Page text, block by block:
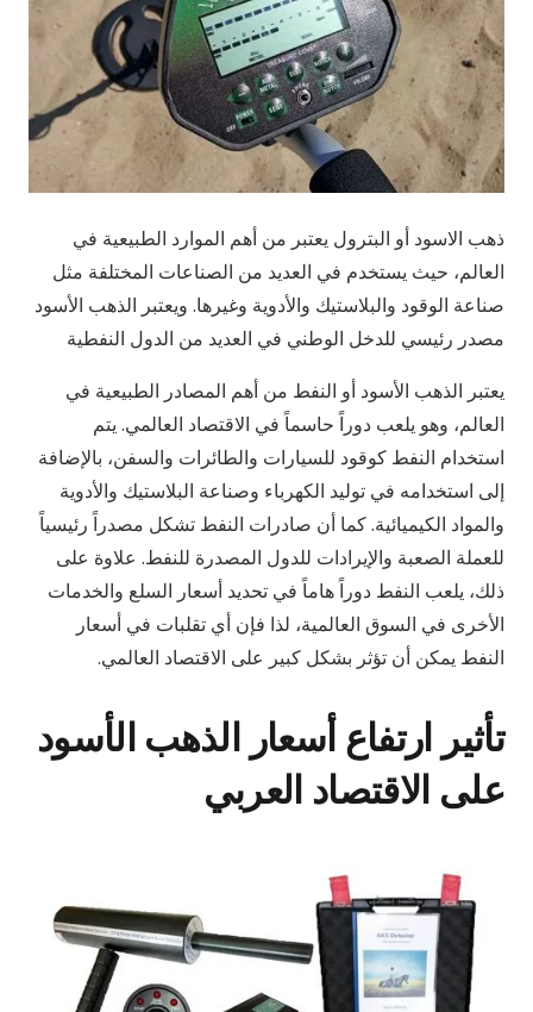
ذهب الاسود أو البترول يعتبر من أهم الموارد الطبيعية في
العالم، حيث يستخدم في العديد من الصناعات المختلفة مثل
صناعة الوقود والبلاستيك والأدوية وغيرها. ويعتبر الذهب الأسود
مصدر رئيسي للدخل الوطني في العديد من الدول النفطية
يعتبر الذهب الأسود أو النفط من أهم المصادر الطبيعية في
العالم، وهو يلعب دوراً حاسماً في الاقتصاد العالمي. يتم
استخدام النفط كوقود للسيارات والطائرات والسفن، بالإضافة
إلى استخدامه في توليد الكهرباء وصناعة البلاستيك والأدوية
والمواد الكيميائية. كما أن صادرات النفط تشكل مصدراً رئيسياً
للعملة الصعبة والإيرادات للدول المصدرة للنفط. علاوة على
ذلك، يلعب النفط دوراً هاماً في تحديد أسعار السلع والخدمات
الأخرى في السوق العالمية، لذا فإن أي تقلبات في أسعار
النفط يمكن أن تؤثر بشكل كبير على الاقتصاد العالمي.
تأثير ارتفاع أسعار الذهب الأسود
على الاقتصاد العربي